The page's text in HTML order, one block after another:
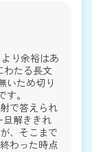
り余裕はあ
わたる長文
いため切り
。
で答えられ
旦解ききれ
、そこまで
わった時点